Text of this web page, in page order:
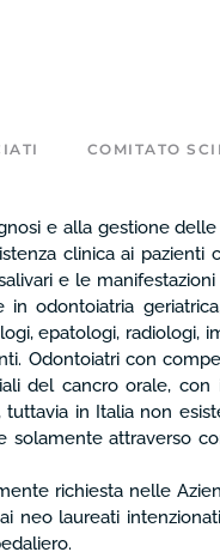
COMITATO
e alla gestione
clinica ai pazienti
e le
odontoiatria
epatologi, radiologi,
Odontoiatri con
del cancro orale,
in Italia non
attraverso
richiesta nelle
neo laureati